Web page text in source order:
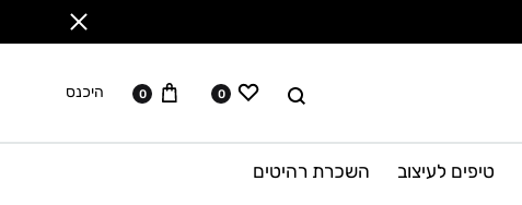
לחפש ווישליסט
0 עגלה
0 היכנס
טיפים לעיצוב השכרת רהיטים